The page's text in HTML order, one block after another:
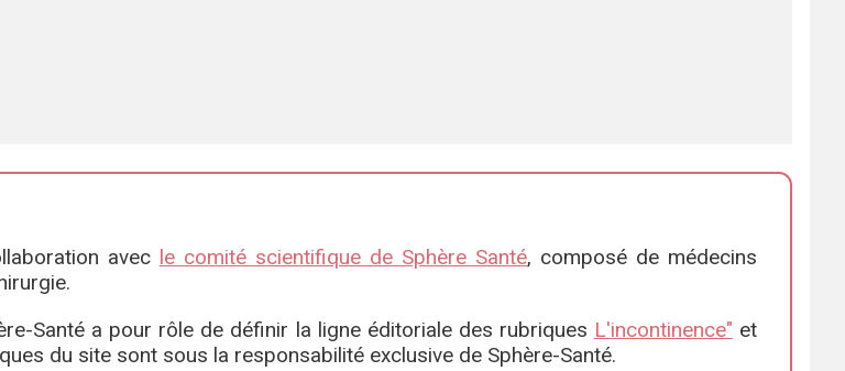
avec le comité scientifique de Sphère Santé, composé de médecins
Santé a pour rôle de définir la ligne éditoriale des rubriques L'incontinence" et
du site sont sous la responsabilité exclusive de Sphère-Santé.